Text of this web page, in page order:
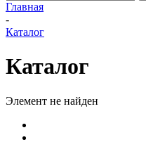
Главная
-
Каталог
Каталог
Элемент не найден